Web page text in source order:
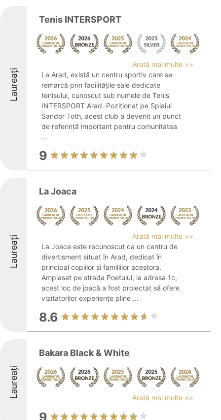
Laureați
Tenis INTERSPORT
Arată mai multe >>
La Arad, există un centru sportiv care se
remarcă prin facilitățile sale dedicate
tenisului, cunoscut sub numele de Tenis
INTERSPORT Arad. Poziționat pe Splaiul
Sandor Toth, acest club a devenit un punct
de referință important pentru comunitatea
...
9
Laureați
La Joaca
Arată mai multe >>
La Joaca este recunoscut ca un centru de
divertisment situat în Arad, dedicat în
principal copiilor și familiilor acestora.
Amplasat pe strada Poetului, la adresa 1c,
acest loc de joacă a fost proiectat să ofere
vizitatorilor experiențe pline ...
8.6
Laureați
Bakara Black & White
Arată mai multe >>
9